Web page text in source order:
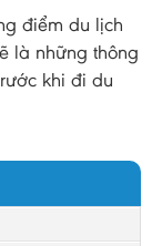
điểm du lịch
là những thông
khi đi du